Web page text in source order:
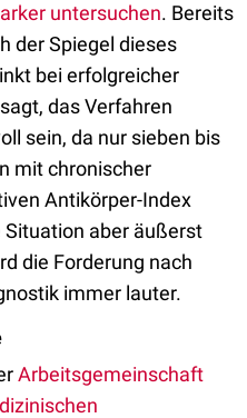
untersuchen. Bereits
der Spiegel dieses
bei erfolgreicher
das Verfahren
sein, da nur sieben bis
mit chronischer
Antikörper-Index
aber äußerst
die Forderung nach
immer lauter.
Arbeitsgemeinschaft